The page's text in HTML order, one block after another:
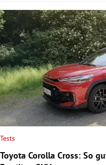
Tests
Toyota Corolla Cross: So